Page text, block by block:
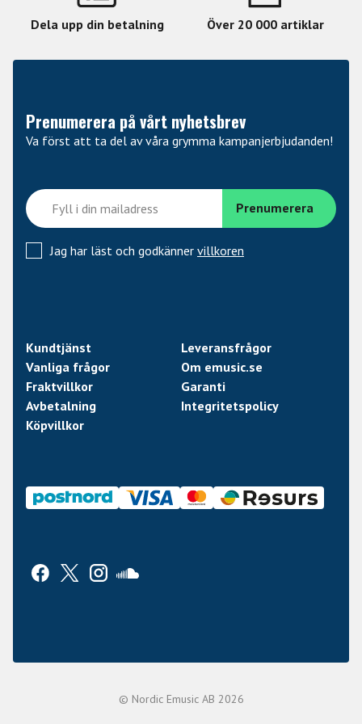
• Monitor Mix
Dela upp din betalning Över 20 000 artiklar
Prenumerera på vårt nyhetsbrev
Va först att ta del av våra grymma kampanjerbjudanden!
Jag har läst och godkänner villkoren
Kundtjänst
Leveransfrågor
Vanliga frågor
Om emusic.se
Fraktvillkor
Garanti
Avbetalning
Integritetspolicy
Köpvillkor
© Nordic Emusic AB 2026